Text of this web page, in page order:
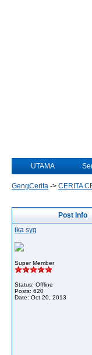
UTAMA
GengCerita -> CERITA
Post Info
ika syg
Super Member
Status: Offline
Posts: 620
Date: Oct 20, 2013